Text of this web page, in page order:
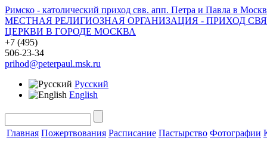
Римско - католический приход свв. апп. Петра и Павла в
МЕСТНАЯ РЕЛИГИОЗНАЯ ОРГАНИЗАЦИЯ - ПРИХОД
ЦЕРКВИ В ГОРОДЕ МОСКВА
+7 (495)
506-23-34
prihod@peterpaul.msk.ru
Русский
English
Главная Пожертвования Расписание Пастырство Фотографии